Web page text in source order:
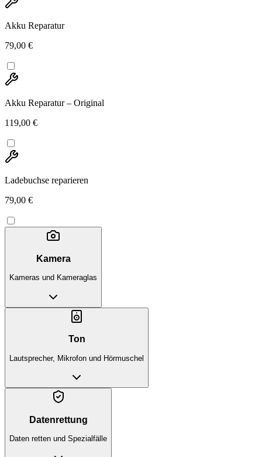
Akku Reparatur
79,00 €
Akku Reparatur – Original
119,00 €
Ladebuchse reparieren
79,00 €
Kamera
Kameras und Kameraglas
Ton
Lautsprecher, Mikrofon und Hörmuschel
Datenrettung
Daten retten und Spezialfälle